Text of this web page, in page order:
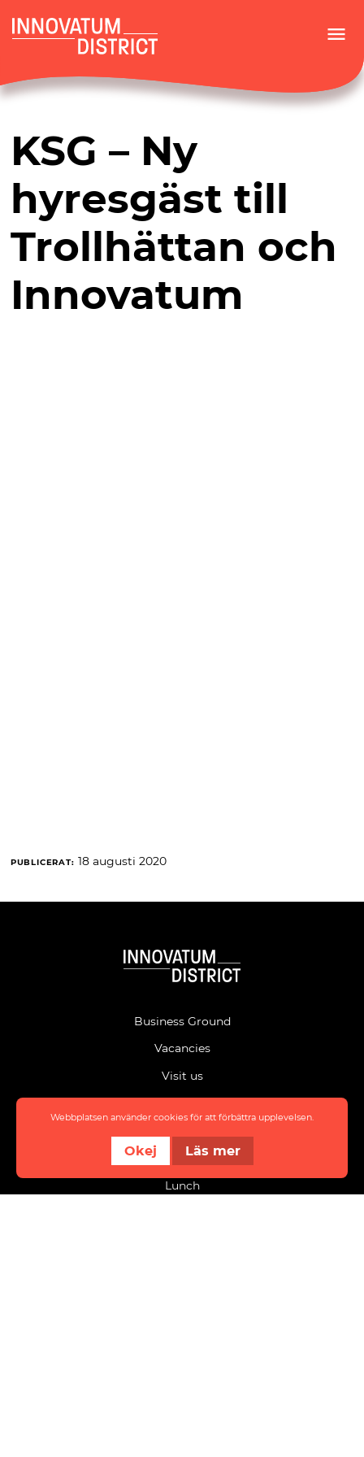
menu
KSG – Ny
hyresgäst till
Trollhättan och
Innovatum
PUBLICERAT: 18 augusti 2020
Business Ground
Vacancies
Visit us
Eat & meet
Event
Lunch
Webbplatsen använder cookies för att förbättra upplevelsen.
Okej Läs mer